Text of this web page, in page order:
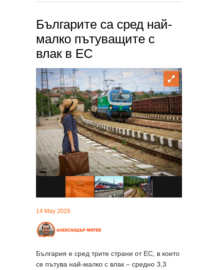
Българите са сред най-
малко пътуващите с
влак в ЕС
14 May 2026
България е сред трите страни от ЕС, в които
се пътува най-малко с влак – средно 3,3